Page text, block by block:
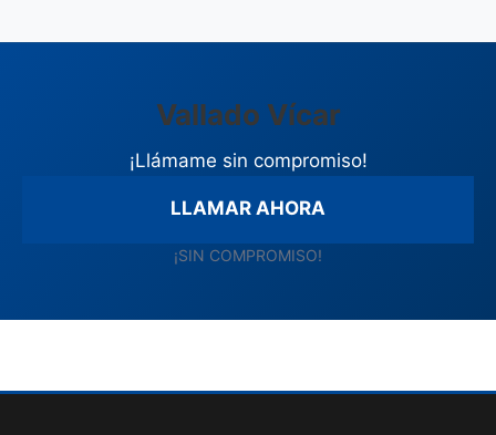
Vallado Vícar
¡Llámame sin compromiso!
LLAMAR AHORA
¡SIN COMPROMISO!